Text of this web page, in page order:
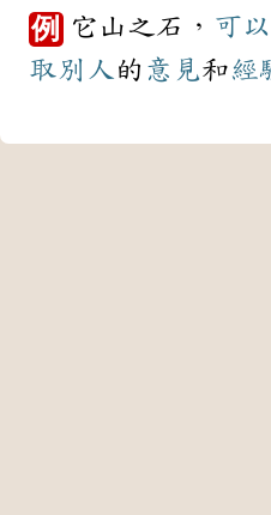
例 它山之石， 可以
取別人 的 意見和經